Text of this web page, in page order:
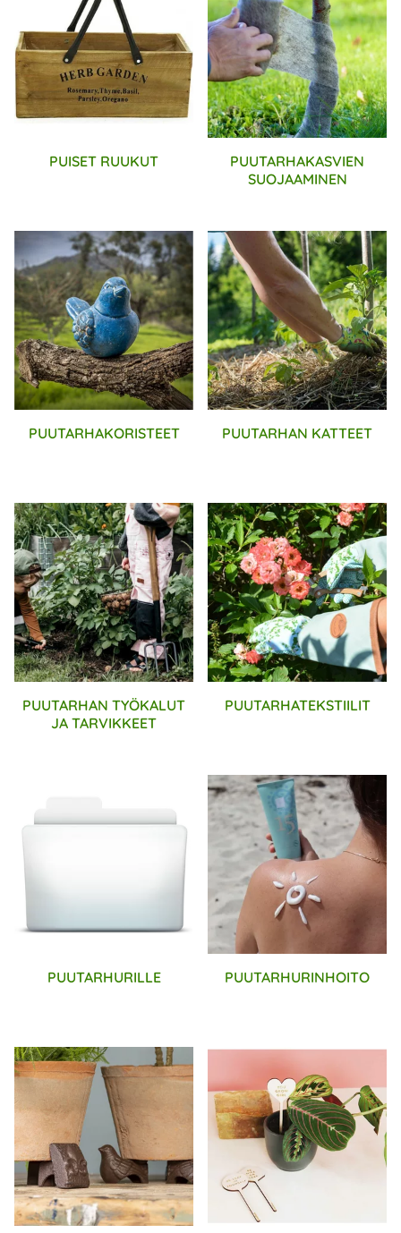
PUISET RUUKUT
PUUTARHAKASVIEN
SUOJAAMINEN
PUUTARHAKORISTEET PUUTARHAN KATTEET
PUUTARHAN TYÖKALUT
JA TARVIKKEET
PUUTARHATEKSTIILIT
PUUTARHURILLE PUUTARHURINHOITO